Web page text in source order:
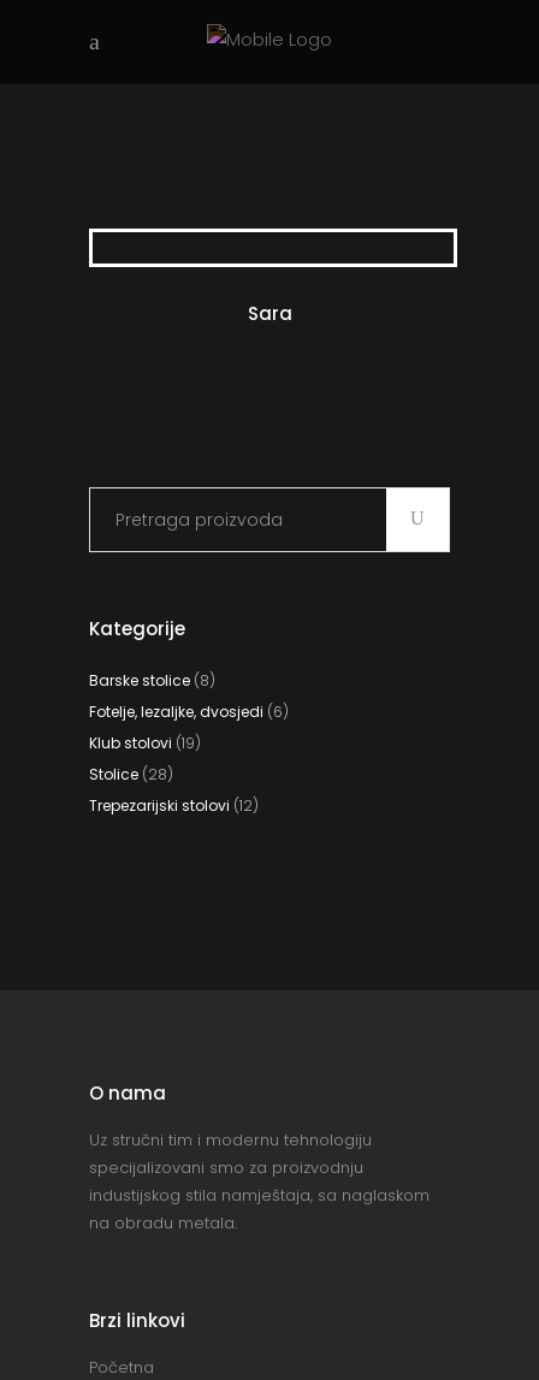
Sara
Kategorije
Barske stolice (8)
Fotelje, lezaljke, dvosjedi (6)
Klub stolovi (19)
Stolice (28)
Trepezarijski stolovi (12)
O nama
Uz stručni tim i modernu tehnologiju
specijalizovani smo za proizvodnju
industijskog stila namještaja, sa naglaskom
na obradu metala.
Brzi linkovi
Početna